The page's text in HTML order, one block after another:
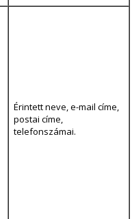
Érintett neve, e-mail címe,
postai címe,
telefonszámai.